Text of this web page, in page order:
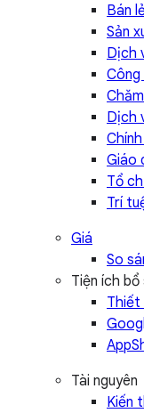
Bán
Sản
Dịch
Công
Dịch
Giáo
Tổ
Trí
Giá
So
Tiện ích bổ
Thiết
Tài nguyên
Kiến